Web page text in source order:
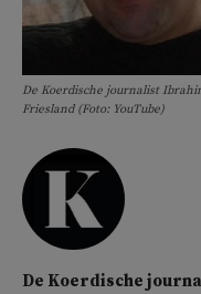
De Koerdische journalist
Friesland (Foto: YouTube)
De Koerdische